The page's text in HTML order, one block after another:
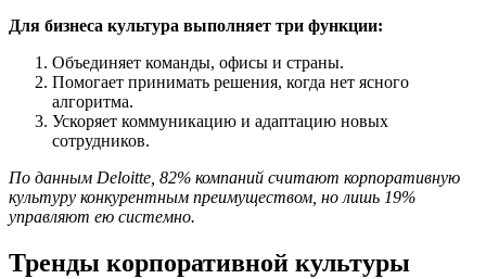
Для бизнеса культура выполняет три функции:
Объединяет команды, офисы и страны.
Помогает принимать решения, когда нет ясного
алгоритма.
Ускоряет коммуникацию и адаптацию новых
сотрудников.
По данным Deloitte, 82% компаний считают корпоративную
культуру конкурентным преимуществом, но лишь 19%
управляют ею системно.
Тренды корпоративной культуры